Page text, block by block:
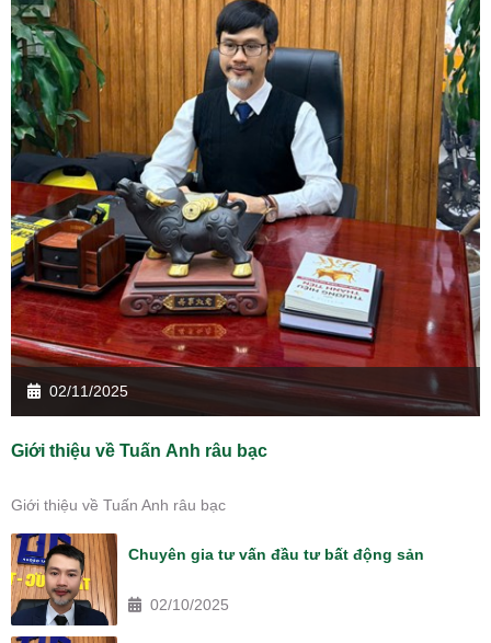
02/11/2025
Giới thiệu về Tuấn Anh râu bạc
Giới thiệu về Tuấn Anh râu bạc
Chuyên gia tư vấn đầu tư bất động sản
02/10/2025